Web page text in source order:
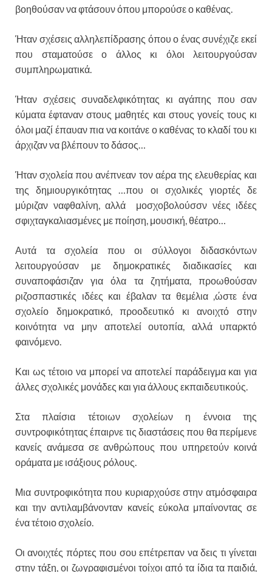
βοηθούσαν να φτάσουν όπου μπορούσε ο καθένας.
Ήταν σχέσεις αλληλεπίδρασης όπου ο ένας συνέχιζε εκεί
που σταματούσε ο άλλος κι όλοι λειτουργούσαν
συμπληρωματικά.
Ήταν σχέσεις συναδελφικότητας κι αγάπης που σαν
κύματα έφταναν στους μαθητές και στους γονείς τους κι
όλοι μαζί έπαυαν πια να κοιτάνε ο καθένας το κλαδί του κι
άρχιζαν να βλέπουν το δάσος…
Ήταν σχολεία που ανέπνεαν τον αέρα της ελευθερίας και
της δημιουργικότητας …που οι σχολικές γιορτές δε
μύριζαν ναφθαλίνη, αλλά μοσχοβολούσσν νέες ιδέες
σφιχταγκαλιασμένες με ποίηση, μουσική, θέατρο…
Αυτά τα σχολεία που οι σύλλογοι διδασκόντων
λειτουργούσαν με δημοκρατικές διαδικασίες και
συναποφάσιζαν για όλα τα ζητήματα, προωθούσαν
ριζοσπαστικές ιδέες και έβαλαν τα θεμέλια ,ώστε ένα
σχολείο δημοκρατικό, προοδευτικό κι ανοιχτό στην
κοινότητα να μην αποτελεί ουτοπία, αλλά υπαρκτό
φαινόμενο.
Και ως τέτοιο να μπορεί να αποτελεί παράδειγμα και για
άλλες σχολικές μονάδες και για άλλους εκπαιδευτικούς.
Στα πλαίσια τέτοιων σχολείων η έννοια της
συντροφικότητας έπαιρνε τις διαστάσεις που θα περίμενε
κανείς ανάμεσα σε ανθρώπους που υπηρετούν κοινά
οράματα με ισάξιους ρόλους.
Μια συντροφικότητα που κυριαρχούσε στην ατμόσφαιρα
και την αντιλαμβάνονταν κανείς εύκολα μπαίνοντας σε
ένα τέτοιο σχολείο.
Οι ανοιχτές πόρτες που σου επέτρεπαν να δεις τι γίνεται
στην τάξη, οι ζωγραφισμένοι τοίχοι από τα ίδια τα παιδιά,